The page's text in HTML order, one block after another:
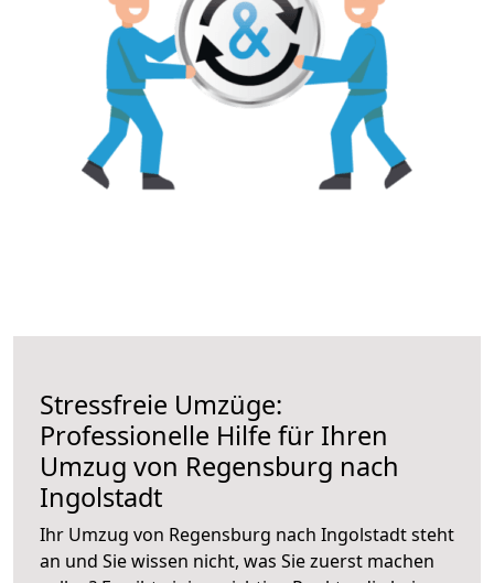
Stressfreie Umzüge:
Professionelle Hilfe für Ihren
Umzug von Regensburg nach
Ingolstadt
Ihr Umzug von Regensburg nach Ingolstadt steht
an und Sie wissen nicht, was Sie zuerst machen